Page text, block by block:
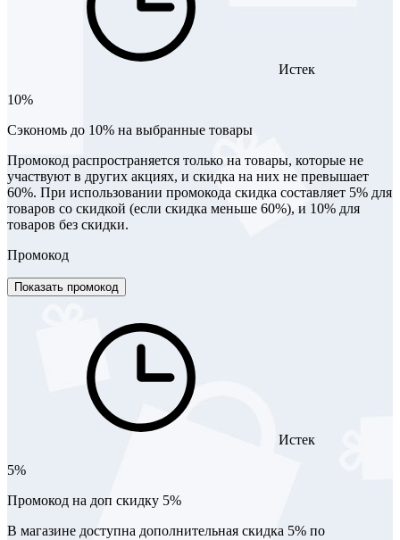
Истек
10%
Сэкономь до 10% на выбранные товары
Промокод распространяется только на товары, которые не
участвуют в других акциях, и скидка на них не превышает
60%. При использовании промокода скидка составляет 5% для
товаров со скидкой (если скидка меньше 60%), и 10% для
товаров без скидки.
Промокод
Показать промокод
Истек
5%
Промокод на доп скидку 5%
В магазине доступна дополнительная скидка 5% по